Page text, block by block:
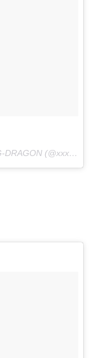
Film zamieszczony przez użytkownika G-DRAGON (@xxxibgdrgn)